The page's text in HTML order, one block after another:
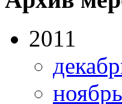
2011
ноябрь